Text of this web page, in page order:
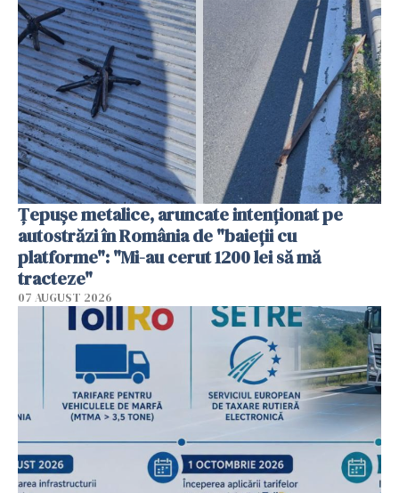
Țepușe metalice, aruncate intenționat pe
autostrăzi în România de "baieții cu
platforme": "Mi-au cerut 1200 lei să mă
tracteze"
07 AUGUST 2026